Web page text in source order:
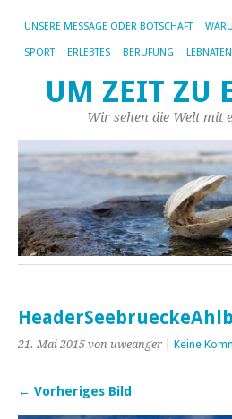
UNSERE MESSAGE ODER BOTSCHAFT
SPORT ERLEBTES BERUFUNG
UM ZEIT ZU
Wir sehen die Welt mit
21. Mai 2015 von uweanger | Keine
← Vorheriges Bild